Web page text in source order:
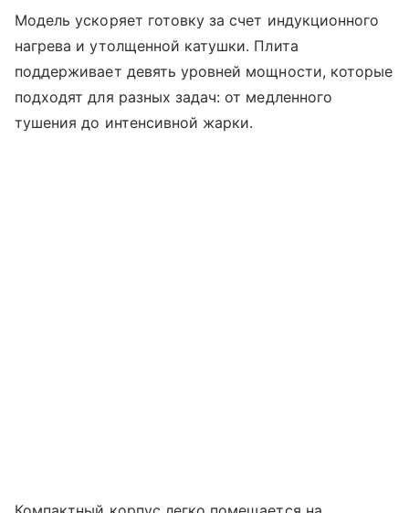
Модель ускоряет готовку за счет индукционного
нагрева и утолщенной катушки. Плита
поддерживает девять уровней мощности, которые
подходят для разных задач: от медленного
тушения до интенсивной жарки.